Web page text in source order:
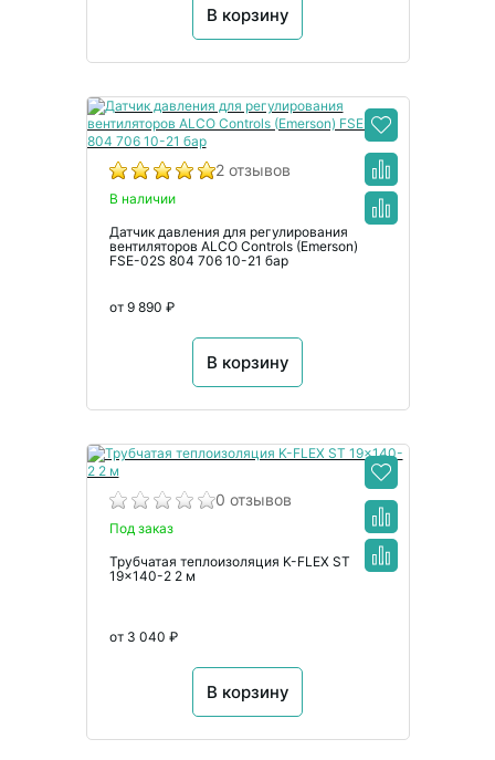
В корзину
2 отзывов
В наличии
Датчик давления для регулирования
вентиляторов ALCO Controls (Emerson)
FSE-02S 804 706 10-21 бар
от 9 890 ₽
В корзину
0 отзывов
Под заказ
Трубчатая теплоизоляция K-FLEX ST
19x140-2 2 м
от 3 040 ₽
В корзину